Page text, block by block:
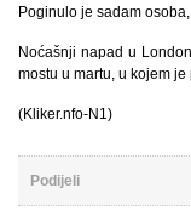
Poginulo je sadam
Noćašnji napad u
mostu u martu, u kojem
(Kliker.nfo-N1)
Podijeli